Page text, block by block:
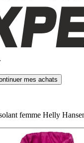
mes achats
femme Helly